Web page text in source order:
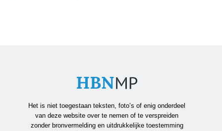
Het is niet toegestaan teksten, foto’s of enig onderdeel
van deze website over te nemen of te verspreiden
zonder bronvermelding en uitdrukkelijke toestemming